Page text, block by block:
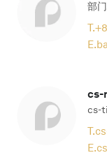
部
T.
E.
cs-
cs-
T.
E.